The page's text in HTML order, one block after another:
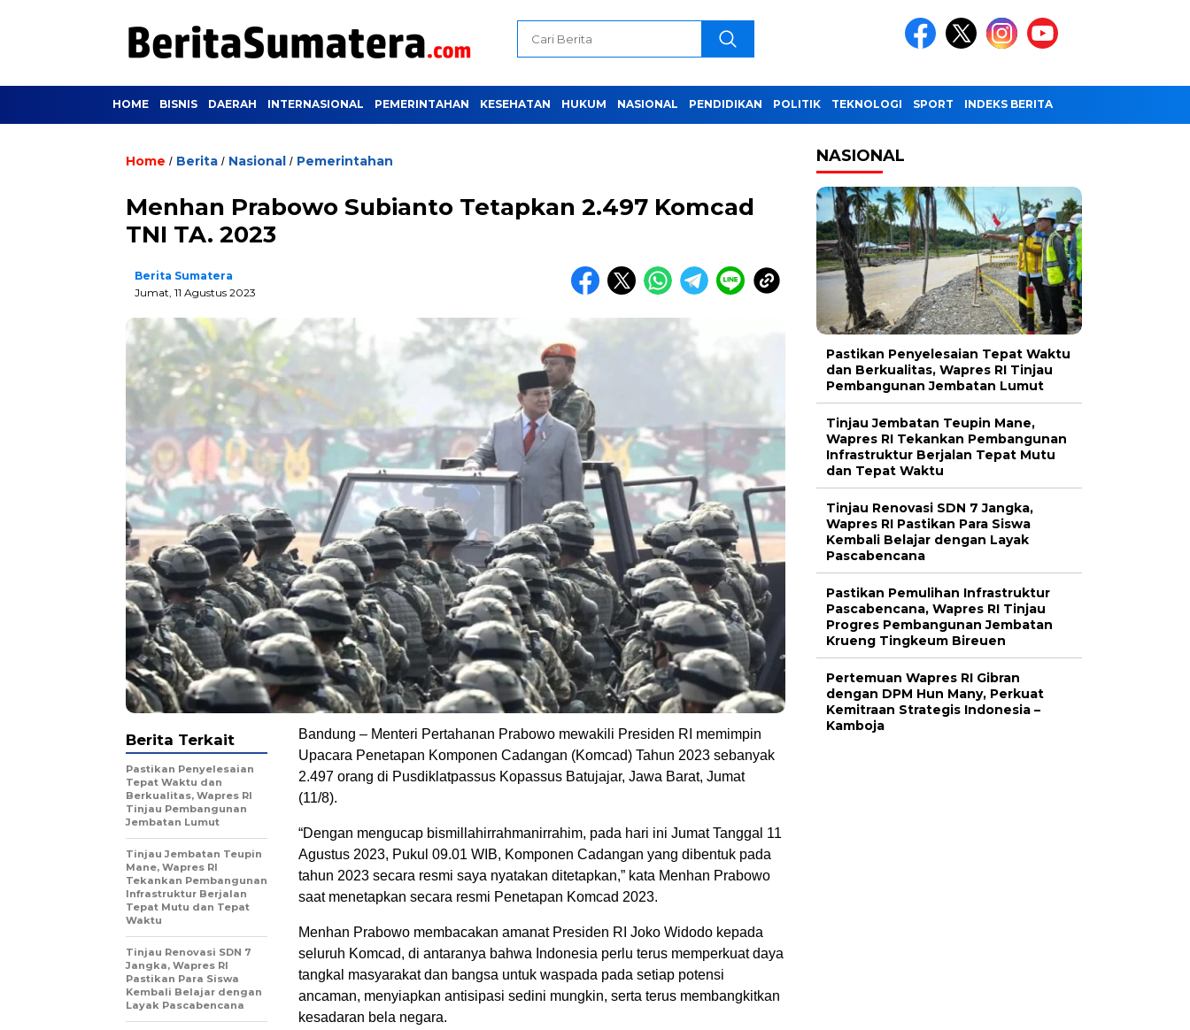
HOME BISNIS DAERAH INTERNASIONAL PEMERINTAHAN KESEHATAN HUKUM NASIONAL PENDIDIKAN POLITIK TEKNOLOGI SPORT INDEKS BERITA
Home / Berita / Nasional / Pemerintahan
Menhan Prabowo Subianto Tetapkan 2.497 Komcad
TNI TA. 2023
Berita Sumatera
Jumat, 11 Agustus 2023
Bandung – Menteri Pertahanan Prabowo mewakili Presiden RI memimpin
Upacara Penetapan Komponen Cadangan (Komcad) Tahun 2023 sebanyak
2.497 orang di Pusdiklatpassus Kopassus Batujajar, Jawa Barat, Jumat
(11/8).
“Dengan mengucap bismillahirrahmanirrahim, pada hari ini Jumat Tanggal 11
Agustus 2023, Pukul 09.01 WIB, Komponen Cadangan yang dibentuk pada
tahun 2023 secara resmi saya nyatakan ditetapkan,” kata Menhan Prabowo
saat menetapkan secara resmi Penetapan Komcad 2023.
Menhan Prabowo membacakan amanat Presiden RI Joko Widodo kepada
seluruh Komcad, di antaranya bahwa Indonesia perlu terus memperkuat daya
tangkal masyarakat dan bangsa untuk waspada pada setiap potensi
ancaman, menyiapkan antisipasi sedini mungkin, serta terus membangkitkan
kesadaran bela negara.
Berita Terkait
Pastikan Penyelesaian
Tepat Waktu dan
Berkualitas, Wapres RI
Tinjau Pembangunan
Jembatan Lumut
Tinjau Jembatan Teupin
Mane, Wapres RI
Tekankan Pembangunan
Infrastruktur Berjalan
Tepat Mutu dan Tepat
Waktu
Tinjau Renovasi SDN 7
Jangka, Wapres RI
Pastikan Para Siswa
Kembali Belajar dengan
Layak Pascabencana
NASIONAL
Pastikan Penyelesaian Tepat Waktu
dan Berkualitas, Wapres RI Tinjau
Pembangunan Jembatan Lumut
Tinjau Jembatan Teupin Mane,
Wapres RI Tekankan Pembangunan
Infrastruktur Berjalan Tepat Mutu
dan Tepat Waktu
Tinjau Renovasi SDN 7 Jangka,
Wapres RI Pastikan Para Siswa
Kembali Belajar dengan Layak
Pascabencana
Pastikan Pemulihan Infrastruktur
Pascabencana, Wapres RI Tinjau
Progres Pembangunan Jembatan
Krueng Tingkeum Bireuen
Pertemuan Wapres RI Gibran
dengan DPM Hun Many, Perkuat
Kemitraan Strategis Indonesia –
Kamboja